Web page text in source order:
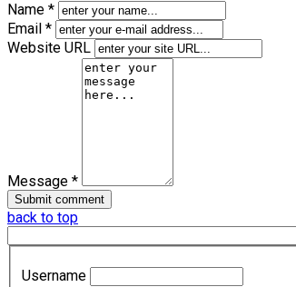
Name *
Email *
Website URL
Message *
back to top
Username